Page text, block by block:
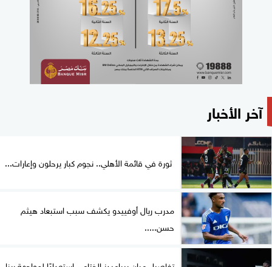
آخر الأخبار
ثورة في قائمة الأهلي.. نجوم كبار يرحلون وإعارات...
مدرب ريال أوفييدو يكشف سبب استبعاد هيثم
حسن.....